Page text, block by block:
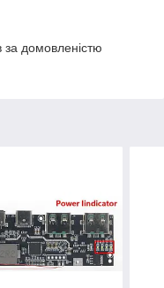
домовленістю